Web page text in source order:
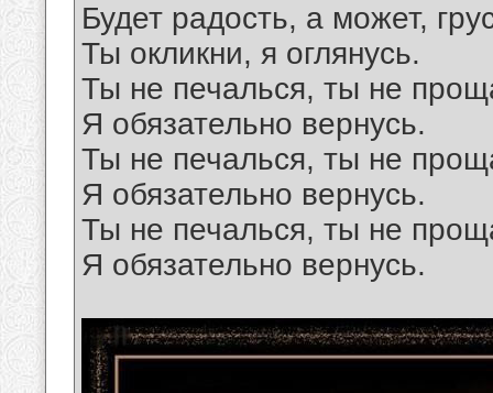
Будет радость, а может,
Ты окликни, я оглянусь.
Ты не печалься, ты не
Я обязательно вернусь.
Ты не печалься, ты не
Я обязательно вернусь.
Ты не печалься, ты не
Я обязательно вернусь.